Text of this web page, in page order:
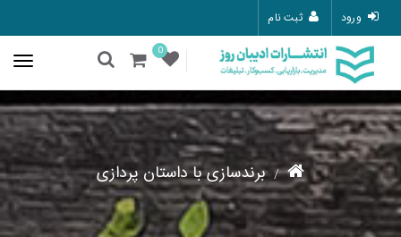
ورود ثبت نام
0
برندسازی با داستان پردازی